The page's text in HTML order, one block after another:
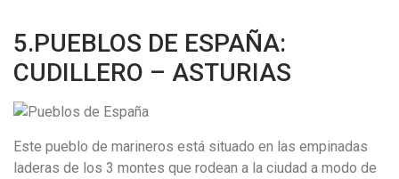
5.PUEBLOS DE ESPAÑA:
CUDILLERO – ASTURIAS
Este pueblo de marineros está situado en las empinadas
laderas de los 3 montes que rodean a la ciudad a modo de